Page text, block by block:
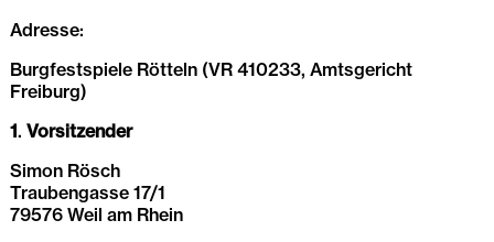
Adresse:
Burgfestspiele Rötteln (VR 410233, Amtsgericht
Freiburg)
1. Vorsitzender
Simon Rösch
Traubengasse 17/1
79576 Weil am Rhein